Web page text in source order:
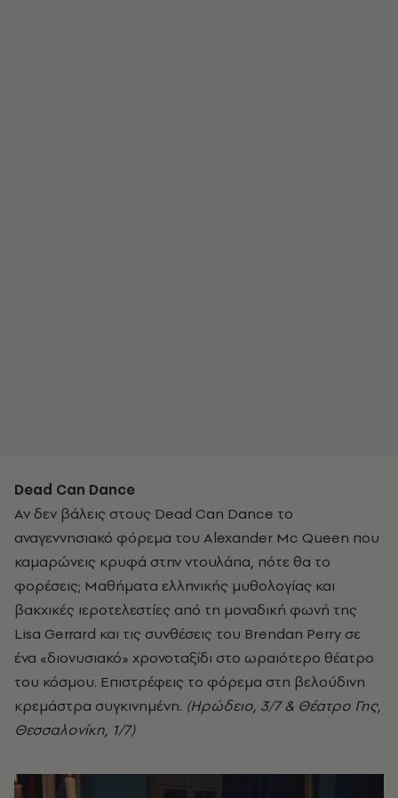
Dead Can Dance
Αν δεν βάλεις στους Dead Can Dance το
αναγεννησιακό φόρεμα του Alexander Mc Queen που
καμαρώνεις κρυφά στην ντουλάπα, πότε θα το
φορέσεις; Μαθήματα ελληνικής μυθολογίας και
βακχικές ιεροτελεστίες από τη μοναδική φωνή της
Lisa Gerrard και τις συνθέσεις του Brendan Perry σε
ένα «διονυσιακό» χρονοταξίδι στο ωραιότερο θέατρο
του κόσμου. Επιστρέφεις το φόρεμα στη βελούδινη
κρεμάστρα συγκινημένη. (Ηρώδειο, 3/7 & Θέατρο Γης,
Θεσσαλονίκη, 1/7)